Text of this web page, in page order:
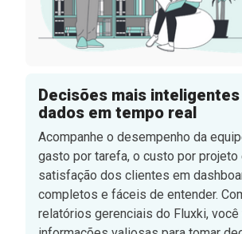
Decisões mais
dados em tempo real
Acompanhe o desempenho da
gasto por tarefa, o custo por projeto
satisfação dos clientes em
completos e fáceis de entender.
relatórios gerenciais do Fluxki, você